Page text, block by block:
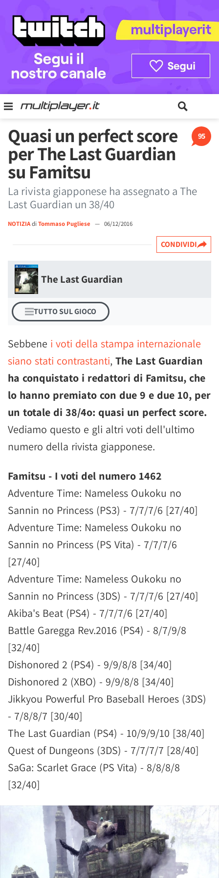
95
Quasi un perfect score
per The Last Guardian
su Famitsu
La rivista giapponese ha assegnato a The
Last Guardian un 38/40
NOTIZIAdi Tommaso Pugliese — 06/12/2016
CONDIVIDI
The Last Guardian
TUTTO SUL GIOCO
Sebbene i voti della stampa internazionale
siano stati contrastanti, The Last Guardian
ha conquistato i redattori di Famitsu, che
lo hanno premiato con due 9 e due 10, per
un totale di 38/4o: quasi un perfect score.
Vediamo questo e gli altri voti dell'ultimo
numero della rivista giapponese.
Famitsu - I voti del numero 1462
Adventure Time: Nameless Oukoku no
Sannin no Princess (PS3) - 7/7/7/6 [27/40]
Adventure Time: Nameless Oukoku no
Sannin no Princess (PS Vita) - 7/7/7/6
[27/40]
Adventure Time: Nameless Oukoku no
Sannin no Princess (3DS) - 7/7/7/6 [27/40]
Akiba's Beat (PS4) - 7/7/7/6 [27/40]
Battle Garegga Rev.2016 (PS4) - 8/7/9/8
[32/40]
Dishonored 2 (PS4) - 9/9/8/8 [34/40]
Dishonored 2 (XBO) - 9/9/8/8 [34/40]
Jikkyou Powerful Pro Baseball Heroes (3DS)
- 7/8/8/7 [30/40]
The Last Guardian (PS4) - 10/9/9/10 [38/40]
Quest of Dungeons (3DS) - 7/7/7/7 [28/40]
SaGa: Scarlet Grace (PS Vita) - 8/8/8/8
[32/40]